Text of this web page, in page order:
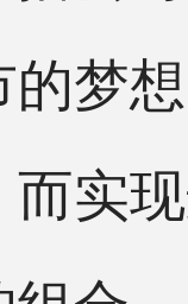
的梦
实